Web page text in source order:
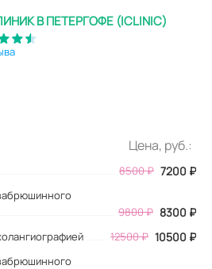
В ПЕТЕРГОФЕ (ICLINIC)
Цена, руб.:
8500₽ 7200 ₽
9800 ₽ 8300 ₽
12500 ₽ 10500 ₽